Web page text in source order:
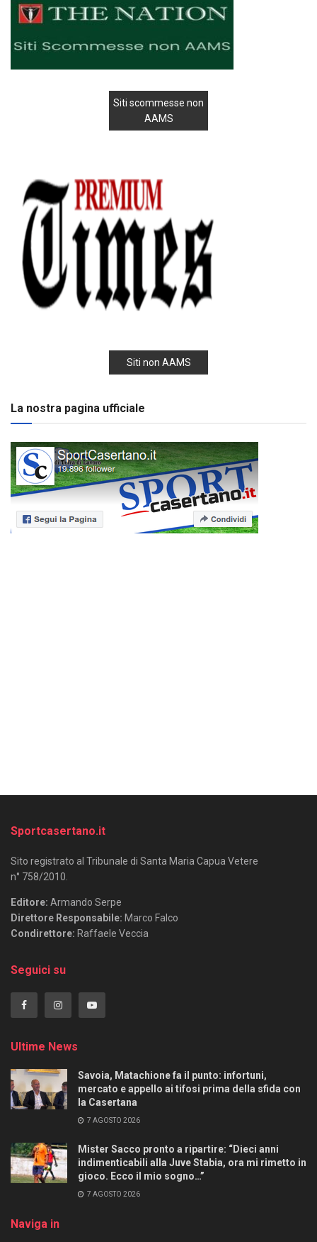
Siti scommesse non
AAMS
Siti non AAMS
La nostra pagina ufficiale
Sportcasertano.it
Sito registrato al Tribunale di Santa Maria Capua Vetere
n° 758/2010.
Editore: Armando Serpe
Direttore Responsabile: Marco Falco
Condirettore: Raffaele Veccia
Seguici su
Ultime News
Savoia, Matachione fa il punto: infortuni,
mercato e appello ai tifosi prima della sfida con
la Casertana
7 AGOSTO 2026
Mister Sacco pronto a ripartire: “Dieci anni
indimenticabili alla Juve Stabia, ora mi rimetto in
gioco. Ecco il mio sogno…”
7 AGOSTO 2026
Naviga in